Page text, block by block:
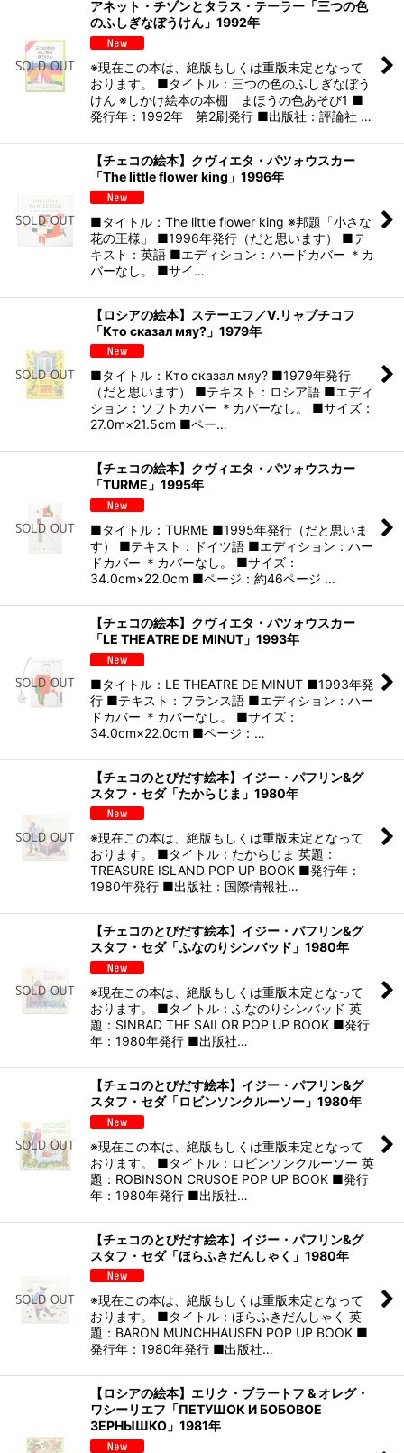
アネット・チゾンとタラス・テーラー「三つの色
のふしぎなぼうけん」1992年
※現在この本は、絶版もしくは重版未定となって
おります。 ■タイトル：三つの色のふしぎなぼう
けん ※しかけ絵本の本棚 まほうの色あそび1 ■
発行年：1992年 第2刷発行 ■出版社：評論社 …
【チェコの絵本】クヴィエタ・パツォウスカー
「The little flower king」1996年
■タイトル：The little flower king ※邦題「小さな
花の王様」 ■1996年発行（だと思います） ■テ
キスト：英語 ■エディション：ハードカバー ＊カ
バーなし。 ■サイ…
【ロシアの絵本】ステーエフ／V.リャブチコフ
「Кто сказал мяу?」1979年
■タイトル：Кто сказал мяу? ■1979年発行
（だと思います） ■テキスト：ロシア語 ■エディ
ション：ソフトカバー ＊カバーなし。 ■サイズ：
27.0m×21.5cm ■ペー…
【チェコの絵本】クヴィエタ・パツォウスカー
「TURME」1995年
■タイトル：TURME ■1995年発行（だと思いま
す） ■テキスト：ドイツ語 ■エディション：ハー
ドカバー ＊カバーなし。 ■サイズ：
34.0cm×22.0cm ■ページ：約46ページ …
【チェコの絵本】クヴィエタ・パツォウスカー
「LE THEATRE DE MINUT」1993年
■タイトル：LE THEATRE DE MINUT ■1993年発
行 ■テキスト：フランス語 ■エディション：ハー
ドカバー ＊カバーなし。 ■サイズ：
34.0cm×22.0cm ■ページ：…
【チェコのとびだす絵本】イジー・パフリン&グ
スタフ・セダ「たからじま」1980年
※現在この本は、絶版もしくは重版未定となって
おります。 ■タイトル：たからじま 英題：
TREASURE ISLAND POP UP BOOK ■発行年：
1980年発行 ■出版社：国際情報社…
【チェコのとびだす絵本】イジー・パフリン&グ
スタフ・セダ「ふなのりシンバッド」1980年
※現在この本は、絶版もしくは重版未定となって
おります。 ■タイトル：ふなのりシンバッド 英
題：SINBAD THE SAILOR POP UP BOOK ■発行
年：1980年発行 ■出版社…
【チェコのとびだす絵本】イジー・パフリン&グ
スタフ・セダ「ロビンソンクルーソー」1980年
※現在この本は、絶版もしくは重版未定となって
おります。 ■タイトル：ロビンソンクルーソー 英
題：ROBINSON CRUSOE POP UP BOOK ■発行
年：1980年発行 ■出版社…
【チェコのとびだす絵本】イジー・パフリン&グ
スタフ・セダ「ほらふきだんしゃく」1980年
※現在この本は、絶版もしくは重版未定となって
おります。 ■タイトル：ほらふきだんしゃく 英
題：BARON MUNCHHAUSEN POP UP BOOK ■
発行年：1980年発行 ■出版社…
【ロシアの絵本】エリク・ブラートフ & オレグ・
ワシーリエフ「ПЕТУШОК И БОБОВОЕ
ЗЕРНЫШКО」1981年